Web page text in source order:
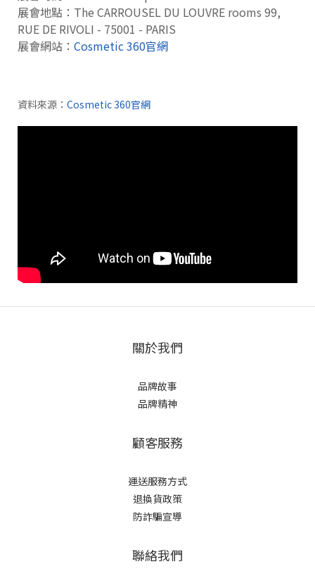
展會地點：The CARROUSEL DU LOUVRE rooms 99,
RUE DE RIVOLI - 75001 - PARIS
展會網站： Cosmetic 360官網
資料來源： Cosmetic 360官網
關於我們
品牌故事
品牌精神
顧客服務
運送服務方式
退換貨政策
防詐騙宣導
聯絡我們